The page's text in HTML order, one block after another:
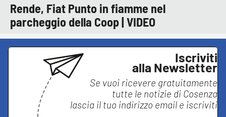
Rende, Fiat Punto in fiamme nel
parcheggio della Coop | VIDEO
Iscriviti
alla Newsletter
Se vuoi ricevere gratuitamente
tutte le notizie di Cosenza
lascia il tuo indirizzo email e iscriviti